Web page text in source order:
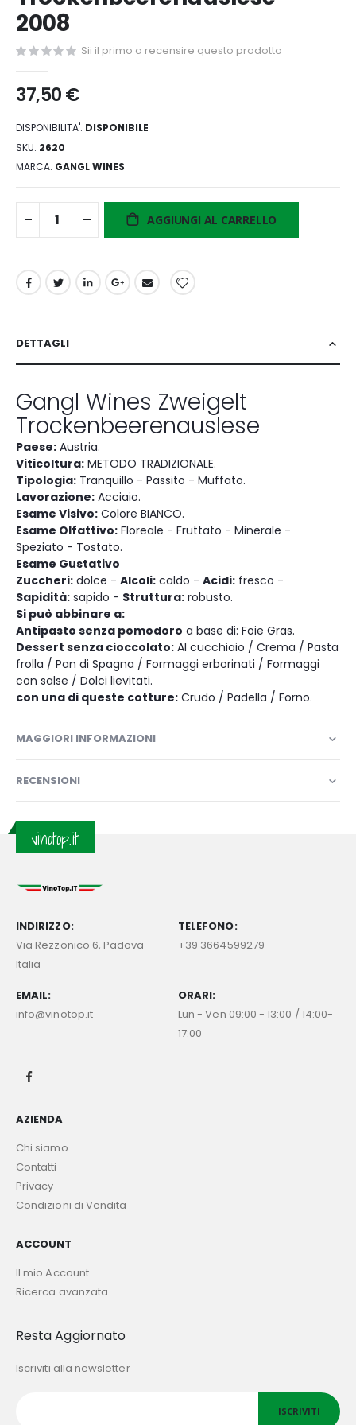
di
immagini
2008
Sii il primo a recensire questo prodotto
37,50 €
DISPONIBILITA': DISPONIBILE
SKU 2620
MARCA GANGL WINES
AGGIUNGI AL CARRELLO
DETTAGLI
Gangl Wines Zweigelt
Trockenbeerenauslese
Paese: Austria.
Viticoltura: METODO TRADIZIONALE.
Tipologia: Tranquillo - Passito - Muffato.
Lavorazione: Acciaio.
Esame Visivo: Colore BIANCO.
Esame Olfattivo: Floreale - Fruttato - Minerale -
Speziato - Tostato.
Esame Gustativo
Zuccheri: dolce - Alcoli: caldo - Acidi: fresco -
Sapidità: sapido - Struttura: robusto.
Si può abbinare a:
Antipasto senza pomodoro a base di: Foie Gras.
Dessert senza cioccolato: Al cucchiaio / Crema / Pasta
frolla / Pan di Spagna / Formaggi erborinati / Formaggi
con salse / Dolci lievitati.
con una di queste cotture: Crudo / Padella / Forno.
MAGGIORI INFORMAZIONI
RECENSIONI
vinotop.it
INDIRIZZO:
Via Rezzonico 6, Padova -
Italia
TELEFONO:
+39 3664599279
EMAIL:
info@vinotop.it
ORARI:
Lun - Ven 09:00 - 13:00 / 14:00-
17:00
AZIENDA
Chi siamo
Contatti
Privacy
Condizioni di Vendita
ACCOUNT
Il mio Account
Ricerca avanzata
Resta Aggiornato
Iscriviti alla newsletter
ISCRIVITI